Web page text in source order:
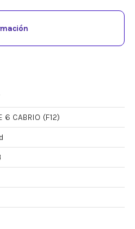
6 CABRIO (F12)